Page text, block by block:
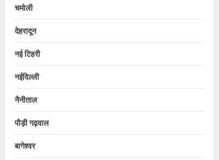
चमोली
देहरादून
नई टिहरी
नईदिल्ली
नैनीताल
पौड़ी गढ़वाल
बागेश्वर